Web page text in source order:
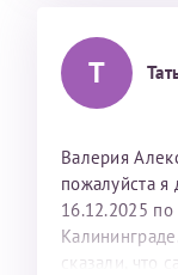
Т
Валерия
пожалуйста я
16.12.2025
сказали, что